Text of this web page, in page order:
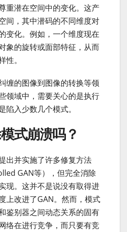
重潜在空间中的变化。这产
间，其中潜码的不同维度对
变化。例如，一个维度现在
象的旋转或面部特征，从而
。
缠的图像到图像的转换等领
领域中，需要关心的是执行
陷入少数几个模式。
式崩溃吗？
出并实施了许多修复方法
GAN等），但完全消除
现。这并不是说没有取得进
上改进了GAN。然而，模式
鉴别器之间动态关系的固有
络在进行竞争，而只要有竞